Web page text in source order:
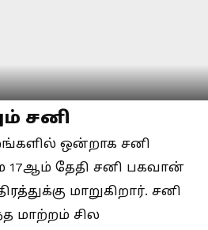
சனி
ஒன்றாக சனி
17ஆம் தேதி சனி பகவான்
மாறுகிறார். சனி
மாற்றம் சில